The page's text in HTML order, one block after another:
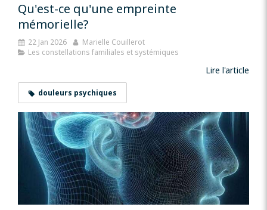
Qu'est-ce qu'une empreinte
mémorielle?
22 Jan 2026
Marielle Couillerot
Les constellations familiales et systémiques
Lire l'article
douleurs psychiques